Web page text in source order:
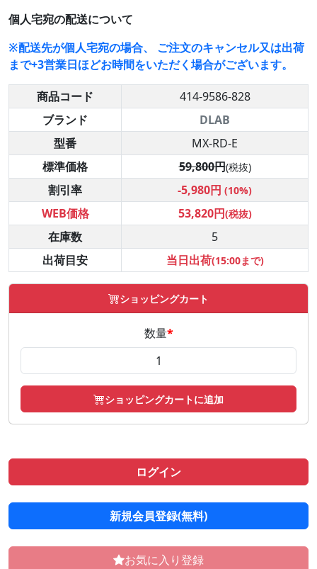
個人宅宛の配送について
※配送先が個人宅宛の場合、 ご注文のキャンセル又は出荷
まで+3営業日ほどお時間をいただく場合がございます。
商品コード
414-9586-828
ブランド
DLAB
型番
MX-RD-E
標準価格
59,800円(税抜)
割引率 -5,980円 (10%)
WEB価格 53,820円(税抜)
在庫数
5
出荷目安
当日出荷(15:00まで)
ショッピングカート
数量*
ショッピングカートに追加
ログイン
新規会員登録(無料)
お気に入り登録